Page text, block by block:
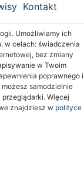
Kontakt
Umożliwiamy ich
w celach: świadczenia
bez zmiany
w Twoim
poprawnego i
samodzielnie
Więcej
znajdziesz w polityce